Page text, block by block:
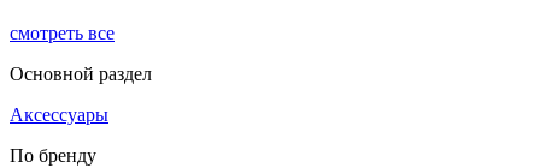
смотреть все
Основной раздел
Аксессуары
По бренду